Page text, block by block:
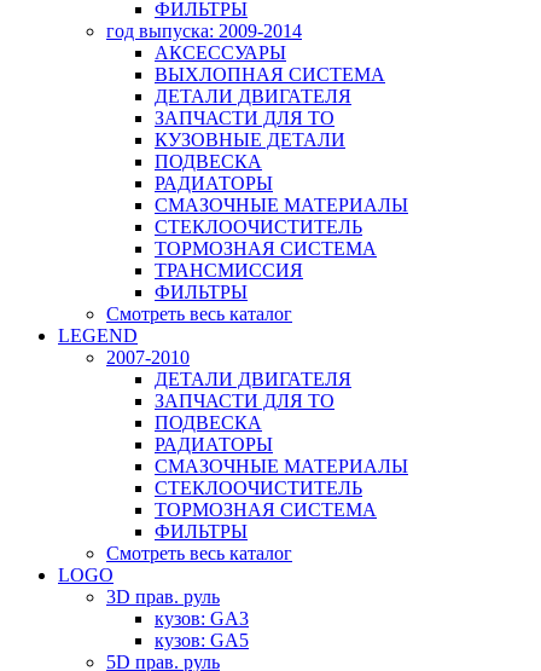
ФИЛЬТРЫ
год выпуска: 2009-2014
АКСЕССУАРЫ
ВЫХЛОПНАЯ СИСТЕМА
ДЕТАЛИ ДВИГАТЕЛЯ
ЗАПЧАСТИ ДЛЯ ТО
КУЗОВНЫЕ ДЕТАЛИ
ПОДВЕСКА
РАДИАТОРЫ
СМАЗОЧНЫЕ МАТЕРИАЛЫ
СТЕКЛООЧИСТИТЕЛЬ
ТОРМОЗНАЯ СИСТЕМА
ТРАНСМИССИЯ
ФИЛЬТРЫ
Смотреть весь каталог
LEGEND
2007-2010
ДЕТАЛИ ДВИГАТЕЛЯ
ЗАПЧАСТИ ДЛЯ ТО
ПОДВЕСКА
РАДИАТОРЫ
СМАЗОЧНЫЕ МАТЕРИАЛЫ
СТЕКЛООЧИСТИТЕЛЬ
ТОРМОЗНАЯ СИСТЕМА
ФИЛЬТРЫ
Смотреть весь каталог
LOGO
3D прав. руль
кузов: GA3
кузов: GA5
5D прав. руль